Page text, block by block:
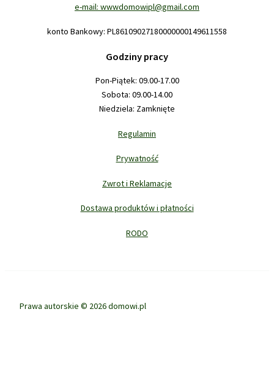
e-mail: wwwdomowipl@gmail.com
konto Bankowy: PL86109027180000000149611558
Godziny pracy
Pon-Piątek: 09.00-17.00
Sobota: 09.00-14.00
Niedziela: Zamknięte
Regulamin
Prywatność
Zwrot i Reklamacje
Dostawa produktów i płatności
RODO
Prawa autorskie © 2026 domowi.pl